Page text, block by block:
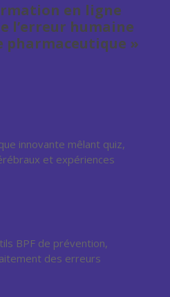
en ligne
l’erreur humaine
pharmaceutique »
innovante mêlant quiz,
et expériences
BPF de prévention,
des erreurs